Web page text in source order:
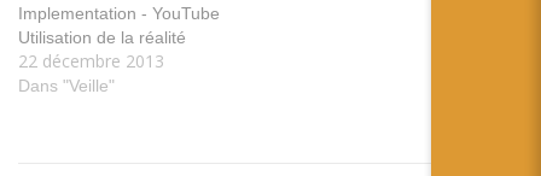
Implementation - YouTube
Utilisation de la réalité
augmentée dans la publicité
: pourquoi, comment et
22 décembre 2013
Dans "Veille"